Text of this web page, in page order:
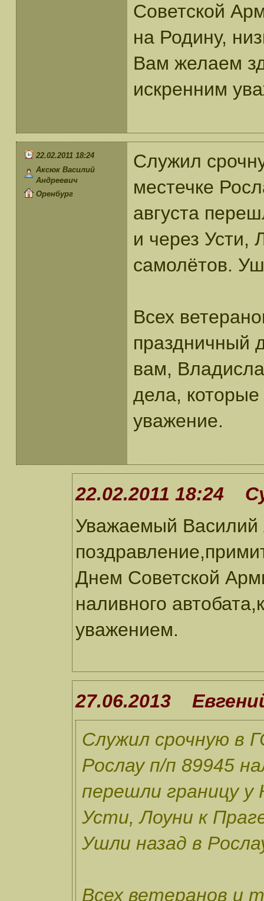
Советской
на Родину,
Вам желаем
искренним
22.02.2011 18:24
Аксюк Василий
Андреевич
Оренбург
Служил
местечке
августа
и через Усти,
самолётов.
Всех
праздничный
вам,
дела,
уважение.
22.02.2011 18:24
Уважаемый Василий
Днем Советской
наливного
уважением.
27.06.2013
Служил срочную в
Рослау п/п 89945
перешли границу
Усти, Лоуни к
Ушли назад в
Всех ветеранов и